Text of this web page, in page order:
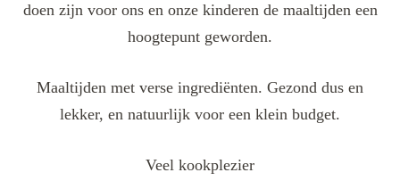
doen zijn voor ons en onze kinderen de maaltijden een
hoogtepunt geworden.
Maaltijden met verse ingrediënten. Gezond dus en
lekker, en natuurlijk voor een klein budget.
Veel kookplezier